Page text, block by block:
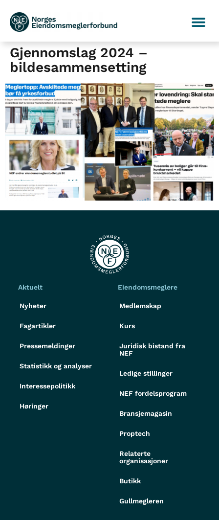
Gjennomslag 2024 –
bildesammensetting
Aktuelt
Nyheter
Fagartikler
Pressemeldinger
Statistikk og analyser
Interessepolitikk
Høringer
Eiendomsmeglere
Medlemskap
Kurs
Juridisk bistand fra
NEF
Ledige stillinger
NEF fordelsprogram
Bransjemagasin
Proptech
Relaterte
organisasjoner
Butikk
Gullmegleren